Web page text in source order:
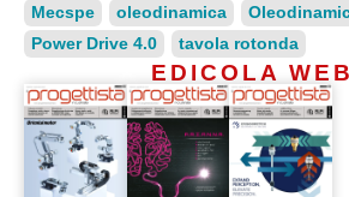
Mecspe
oleodinamica
Power Drive 4.0
tavola rotonda
EDICOLA WEB